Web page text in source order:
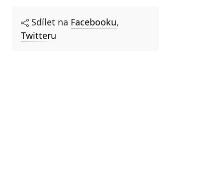
Sdílet na Facebooku,
Twitteru